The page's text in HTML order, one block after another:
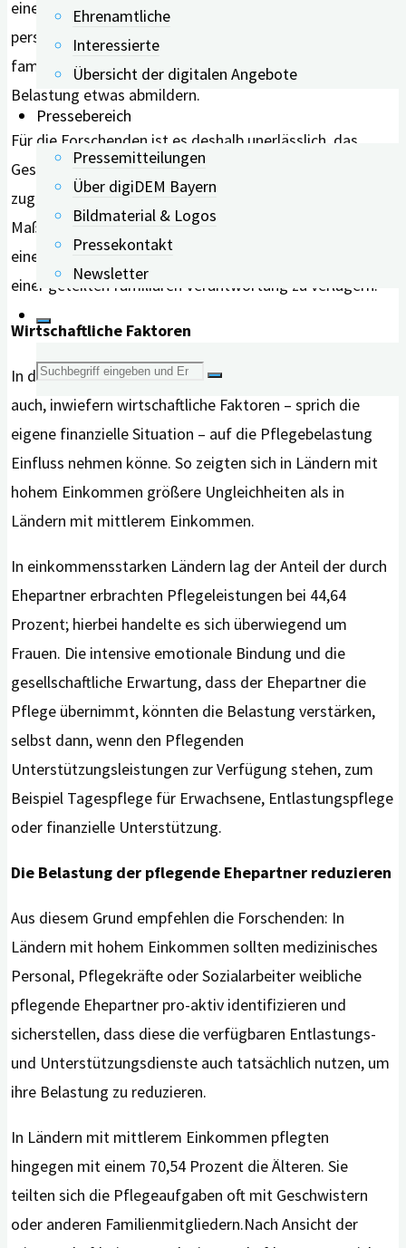
Ehrenamtliche
Interessierte
Übersicht der digitalen Angebote
Pressebereich
Pressemitteilungen
Über digiDEM Bayern
Bildmaterial & Logos
Pressekontakt
Newsletter
Suche
einen wichtigen Ausdruck von Liebe und als eine Quelle
persönlicher Erfüllung. Andererseits können aber starke
familiäre Unterstützungssysteme die psychologische
Belastung etwas abmildern.
Für die Forschenden ist es deshalb unerlässlich, das
Geschlecht berücksichtigende und kulturell
zugeschnittene Maßnahmen zu entwickeln. Die
Maßnahmen sollten auch darauf abzielen, die Pflege von
einer primär weiblichen Verpflichtung hin zu
einer geteilten familiären Verantwortung zu verlagern.
Wirtschaftliche Faktoren
In der Übersichtsarbeit analysierten die Forschenden
auch, inwiefern wirtschaftliche Faktoren – sprich die
eigene finanzielle Situation – auf die Pflegebelastung
Einfluss nehmen könne. So zeigten sich in Ländern mit
hohem Einkommen größere Ungleichheiten als in
Ländern mit mittlerem Einkommen.
In einkommensstarken Ländern lag der Anteil der durch
Ehepartner erbrachten Pflegeleistungen bei 44,64
Prozent; hierbei handelte es sich überwiegend um
Frauen. Die intensive emotionale Bindung und die
gesellschaftliche Erwartung, dass der Ehepartner die
Pflege übernimmt, könnten die Belastung verstärken,
selbst dann, wenn den Pflegenden
Unterstützungsleistungen zur Verfügung stehen, zum
Beispiel Tagespflege für Erwachsene, Entlastungspflege
oder finanzielle Unterstützung.
Die Belastung der pflegende Ehepartner reduzieren
Aus diesem Grund empfehlen die Forschenden: In
Ländern mit hohem Einkommen sollten medizinisches
Personal, Pflegekräfte oder Sozialarbeiter weibliche
pflegende Ehepartner pro-aktiv identifizieren und
sicherstellen, dass diese die verfügbaren Entlastungs-
und Unterstützungsdienste auch tatsächlich nutzen, um
ihre Belastung zu reduzieren.
In Ländern mit mittlerem Einkommen pflegten
hingegen mit einem 70,54 Prozent die Älteren. Sie
teilten sich die Pflegeaufgaben oft mit Geschwistern
oder anderen Familienmitgliedern.Nach Ansicht der